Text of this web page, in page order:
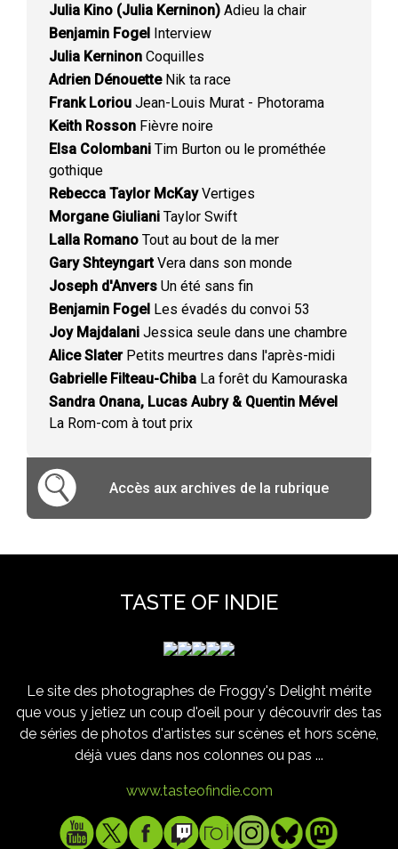
Julia Kino (Julia Kerninon) Adieu la chair
Benjamin Fogel Interview
Julia Kerninon Coquilles
Adrien DénouetteNik ta race
Frank Loriou Jean-Louis Murat - Photorama
Keith Rosson Fièvre noire
Elsa Colombani Tim Burton ou le prométhée
gothique
Rebecca Taylor McKayVertiges
Morgane Giuliani Taylor Swift
Lalla Romano Tout au bout de la mer
Gary ShteyngartVera dans son monde
Joseph d'Anvers Un été sans fin
Benjamin Fogel Les évadés du convoi 53
Joy Majdalani Jessica seule dans une chambre
Alice SlaterPetits meurtres dans l'après-midi
Gabrielle Filteau-Chiba La forêt du Kamouraska
Sandra Onana, Lucas Aubry & Quentin Mével
La Rom-com à tout prix
Accès aux archives de la rubrique
TASTE OF INDIE
Le site des photographes de Froggy's Delight mérite
que vous y jetiez un coup d'oeil pour y découvrir des tas
de séries de photos d'artistes sur scènes et hors scène,
déjà vues dans nos colonnes ou pas ...
www.tasteofindie.com